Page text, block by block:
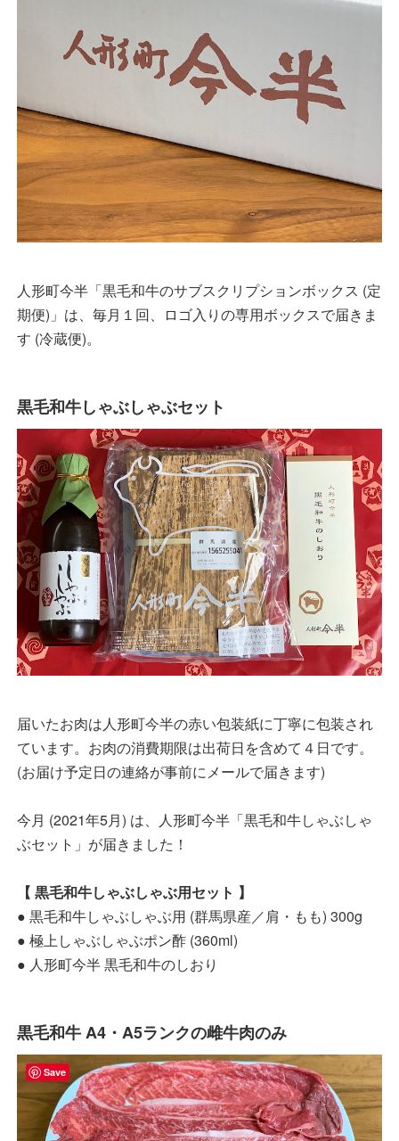
人形町今半「黒毛和牛のサブスクリプションボックス (定
期便)」は、毎月１回、ロゴ入りの専用ボックスで届きま
す (冷蔵便)。
黒毛和牛しゃぶしゃぶセット
届いたお肉は人形町今半の赤い包装紙に丁寧に包装され
ています。お肉の消費期限は出荷日を含めて４日です。
(お届け予定日の連絡が事前にメールで届きます)
今月 (2021年5月) は、人形町今半「黒毛和牛しゃぶしゃ
ぶセット」が届きました！
【 黒毛和牛しゃぶしゃぶ用セット 】
● 黒毛和牛しゃぶしゃぶ用 (群馬県産／肩・もも) 300g
● 極上しゃぶしゃぶポン酢 (360ml)
● 人形町今半 黒毛和牛のしおり
黒毛和牛 A4・A5ランクの雌牛肉のみ
Save